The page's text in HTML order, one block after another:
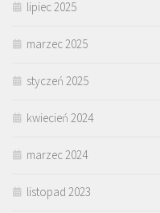
lipiec 2025
marzec 2025
styczeń 2025
kwiecień 2024
marzec 2024
listopad 2023